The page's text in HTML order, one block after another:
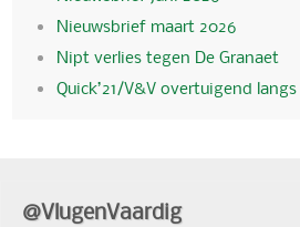
Nieuwsbrief maart 2026
Nipt verlies tegen De Granaet
Quick’21/V&V overtuigend langs
@VlugenVaardig